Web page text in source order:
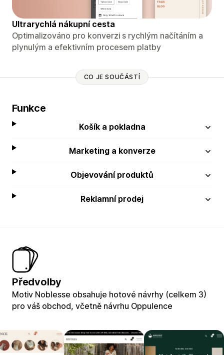
Ultrarychlá nákupní cesta
Optimalizováno pro konverzi s rychlým načítáním a
plynulým a efektivním procesem platby
CO JE SOUČÁSTÍ
Funkce
Košík a pokladna
Marketing a konverze
Objevování produktů
Reklamní prodej
Předvolby
Motiv Noblesse obsahuje hotové návrhy (celkem 3)
pro váš obchod, včetně návrhu Oppulence